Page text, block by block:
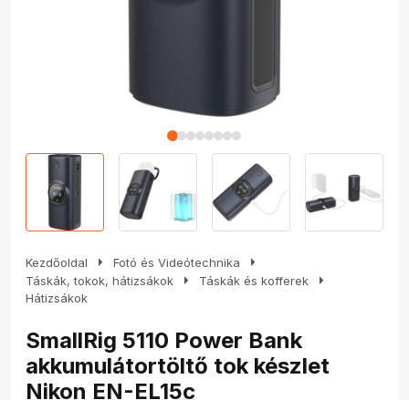
Kezdőoldal arrow_right Fotó és Videótechnika arrow_right
Táskák, tokok, hátizsákok arrow_right Táskák és kofferek arrow_right
Hátizsákok
SmallRig 5110 Power Bank
akkumulátortöltő tok készlet
Nikon EN-EL15c